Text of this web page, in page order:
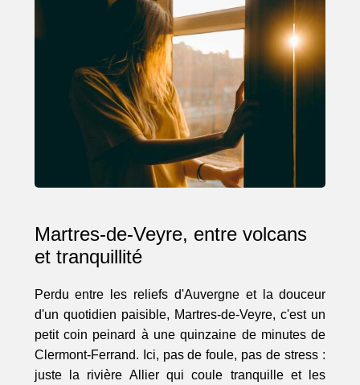
Martres-de-Veyre, entre volcans
et tranquillité
Perdu entre les reliefs d'Auvergne et la douceur
d'un quotidien paisible, Martres-de-Veyre, c'est un
petit coin peinard à une quinzaine de minutes de
Clermont-Ferrand. Ici, pas de foule, pas de stress :
juste la rivière Allier qui coule tranquille et les